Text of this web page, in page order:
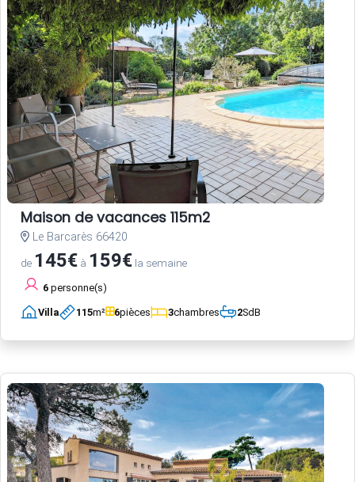
Maison de vacances 115m2
Le Barcarès 66420
de 145€ à 159€ la semaine
6 personne(s)
Villa 115m² 6pièces 3chambres 2SdB